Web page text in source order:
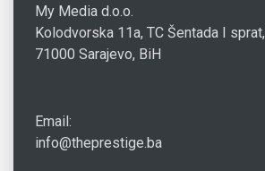
My Media d.o.o.
Kolodvorska 11a, TC Šentada I sprat,
71000 Sarajevo, BiH
Email:
info@theprestige.ba